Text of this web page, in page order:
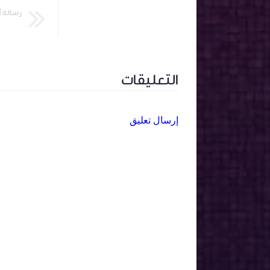
رسالة
التعليقات
إرسال تعليق